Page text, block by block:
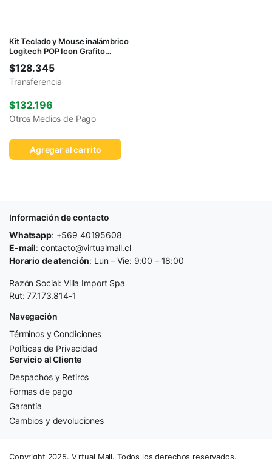
Kit Teclado y Mouse inalámbrico
Logitech POP Icon Grafito
$128.345
Transferencia
$132.196
Otros Medios de Pago
Agregar al carrito
Información de contacto
Whatsapp: +569 40195608
E-mail: contacto@virtualmall.cl
Horario de atención: Lun – Vie: 9:00 – 18:00
Razón Social: Villa Import Spa
Rut: 77.173.814-1
Navegación
Términos y Condiciones
Políticas de Privacidad
Servicio al Cliente
Despachos y Retiros
Formas de pago
Garantía
Cambios y devoluciones
Copyright 2025. Virtual Mall. Todos los derechos reservados.